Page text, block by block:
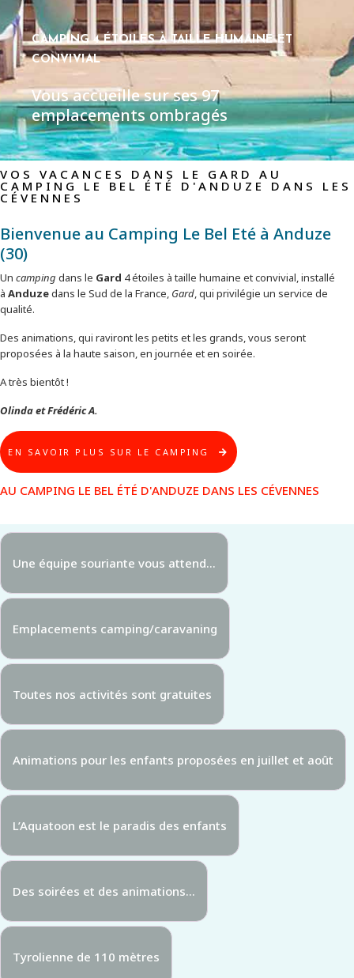
CAMPING 4 ÉTOILES À TAILLE HUMAINE ET
CONVIVIAL
Vous accueille sur ses 97
emplacements ombragés
VOS VACANCES DANS LE GARD AU
CAMPING LE BEL ÉTÉ D'ANDUZE DANS LES
CÉVENNES
Bienvenue au Camping Le Bel Eté à Anduze
(30)
Un camping dans le Gard 4 étoiles à taille humaine et convivial, installé
à Anduzedans le Sud de la France, Gard, qui privilégie un service de
qualité.
Des animations, qui raviront les petits et les grands, vous seront
proposées à la haute saison, en journée et en soirée.
A très bientôt !
Olinda et Frédéric A.
EN SAVOIR PLUS SUR LE CAMPING
AU CAMPING LE BEL ÉTÉ D'ANDUZE DANS LES CÉVENNES
Une équipe souriante vous attend...
Emplacements camping/caravaning
Toutes nos activités sont gratuites
Animations pour les enfants proposées en juillet et août
L’Aquatoon est le paradis des enfants
Des soirées et des animations...
Tyrolienne de 110 mètres